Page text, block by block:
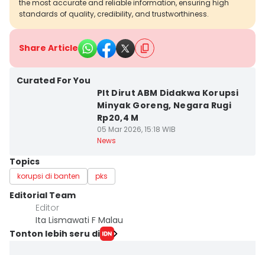
the most accurate and reliable information, ensuring high
standards of quality, credibility, and trustworthiness.
Share Article
Curated For You
Plt Dirut ABM Didakwa Korupsi
Minyak Goreng, Negara Rugi
Rp20,4 M
05 Mar 2026, 15:18 WIB
News
Topics
korupsi di banten pks
Editorial Team
Editor
Ita Lismawati F Malau
Tonton lebih seru di